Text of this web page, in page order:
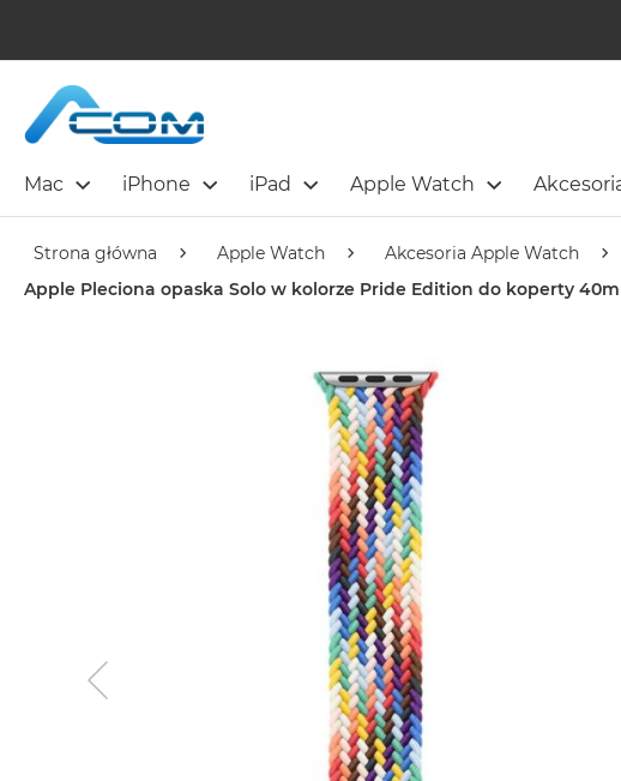
Mac iPhone iPad Apple Watch
Strona główna Apple Watch Akcesoria Apple Watch
Apple Pleciona opaska Solo w kolorze Pride Edition do koperty